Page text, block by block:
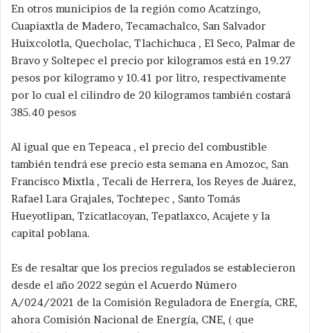
En otros municipios de la región como Acatzingo,
Cuapiaxtla de Madero, Tecamachalco, San Salvador
Huixcolotla, Quecholac, Tlachichuca , El Seco, Palmar de
Bravo y Soltepec el precio por kilogramos está en 19.27
pesos por kilogramo y 10.41 por litro, respectivamente
por lo cual el cilindro de 20 kilogramos también costará
385.40 pesos
Al igual que en Tepeaca , el precio del combustible
también tendrá ese precio esta semana en Amozoc, San
Francisco Mixtla , Tecali de Herrera, los Reyes de Juárez,
Rafael Lara Grajales, Tochtepec , Santo Tomás
Hueyotlipan, Tzicatlacoyan, Tepatlaxco, Acajete y la
capital poblana.
Es de resaltar que los precios regulados se establecieron
desde el año 2022 según el Acuerdo Número
A/024/2021 de la Comisión Reguladora de Energía, CRE,
ahora Comisión Nacional de Energía, CNE, ( que